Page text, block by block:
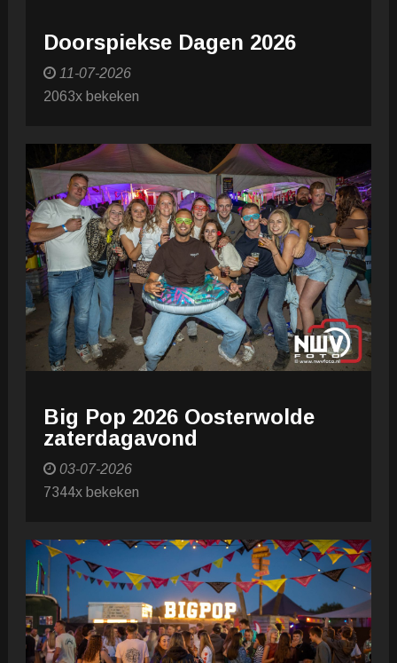
Doorspiekse Dagen 2026
11-07-2026
2063x bekeken
Big Pop 2026 Oosterwolde
zaterdagavond
03-07-2026
7344x bekeken